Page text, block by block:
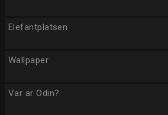
Elefantplatsen
Wallpaper
Var är Odin?